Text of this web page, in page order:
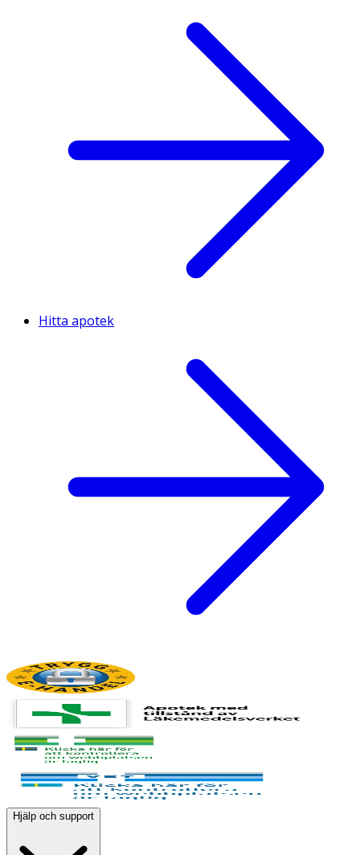
Hitta apotek
Hjälp och support